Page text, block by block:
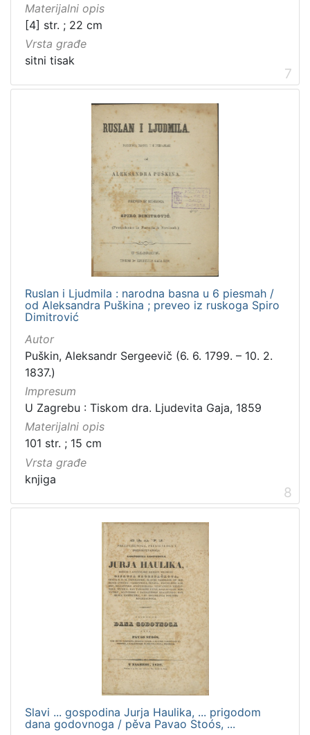
Materijalni opis
[4] str. ; 22 cm
Vrsta građe
sitni tisak
7
Ruslan i Ljudmila : narodna basna u 6 piesmah /
od Aleksandra Puškina ; preveo iz ruskoga Spiro
Dimitrović
Autor
Puškin, Aleksandr Sergeevič (6. 6. 1799. – 10. 2.
1837.)
Impresum
U Zagrebu : Tiskom dra. Ljudevita Gaja, 1859
Materijalni opis
101 str. ; 15 cm
Vrsta građe
knjiga
8
Slavi ... gospodina Jurja Haulika, ... prigodom
dana godovnoga / pěva Pavao Stoós, ...